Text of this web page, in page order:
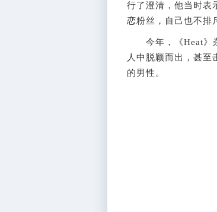
行了澄清，他当时表
恋粉丝，自己也不排
今年，《Heat》杂
人中脱颖而出，甚至
的男性。